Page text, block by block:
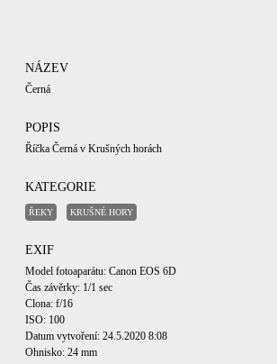
NÁZEV
Černá
POPIS
Říčka Černá v Krušných horách
KATEGORIE
ŘEKY KRUŠNÉ HORY
EXIF
Model fotoaparátu: Canon EOS 6D
Čas závěrky: 1/1 sec
Clona: f/16
ISO: 100
Datum vytvoření: 24.5.2020 8:08
Ohnisko: 24 mm